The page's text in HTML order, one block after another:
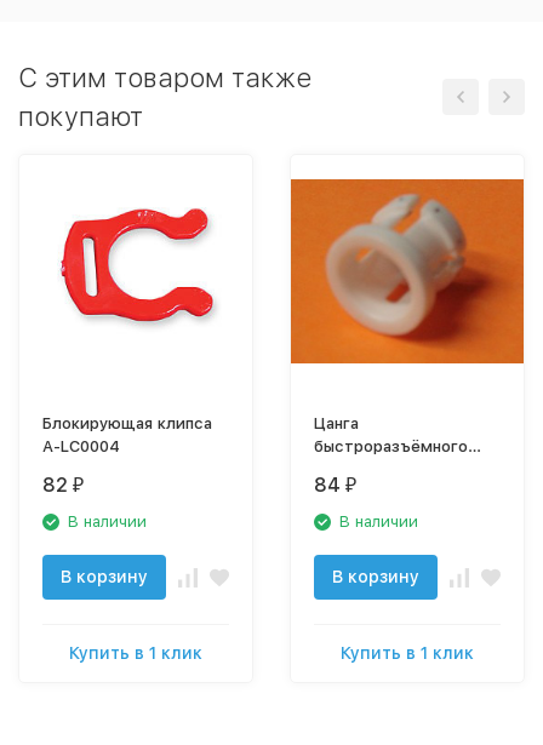
C этим товаром также
покупают
Блокирующая клипса
A-LC0004
82 ₽
В наличии
В корзину
Купить в 1 клик
Цанга
быстроразъёмного
84 ₽
В наличии
В корзину
Купить в 1 клик